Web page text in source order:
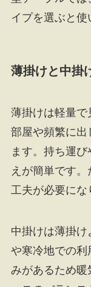
イプを選ぶと使
薄掛けと中掛
薄掛けは軽量で
部屋や頻繁に出
ます。持ち運
えが簡単です
工夫が必要にな
中掛けは薄掛け
や寒冷地での
みがあるため